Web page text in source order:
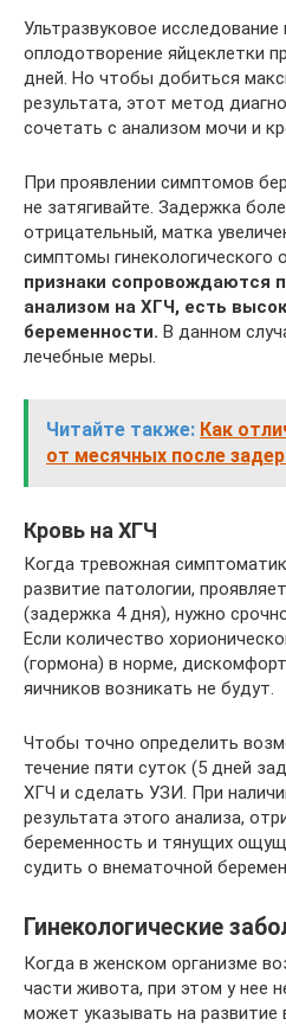
Ультразвуковое
оплодотворение яйцеклетки
дней. Но чтобы добиться
результата, этот метод
сочетать с анализом мочи и
При проявлении симптомов
не затягивайте. Задержка
отрицательный, матка
симптомы гинекологического
признаки сопровождаются
анализом на ХГЧ, есть
беременности. В данном
лечебные меры.
Читайте также: Как
от месячных после
Кровь на ХГЧ
Когда тревожная
развитие патологии,
(задержка 4 дня), нужно
Если количество
(гормона) в норме,
яичников возникать не будут.
Чтобы точно определить
течение пяти суток (5 дней
ХГЧ и сделать УЗИ. При
результата этого анализа,
беременность и тянущих
судить о внематочной
Гинекологические
Когда в женском организме
части живота, при этом у нее
может указывать на развитие